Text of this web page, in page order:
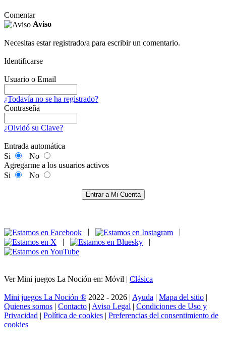
Comentar
Aviso
Necesitas estar registrado/a para escribir un comentario.
Identificarse
Usuario o Email
¿Todavía no se ha registrado?
Contraseña
¿Olvidó su Clave?
Entrada automática
Si
No
Agregarme a los usuarios activos
Si
No
Entrar a Mi Cuenta
|
|
|
|
Ver Mini juegos La Noción en: Móvil | Clásica
Mini juegos La Noción ® 2022 - 2026 | Ayuda | Mapa del sitio |
Quienes somos | Contacto | Aviso Legal | Condiciones de Uso y
Privacidad | Política de cookies | Preferencias del consentimiento de
cookies